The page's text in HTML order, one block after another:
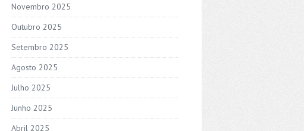
Novembro 2025
Outubro 2025
Setembro 2025
Agosto 2025
Julho 2025
Junho 2025
Abril 2025